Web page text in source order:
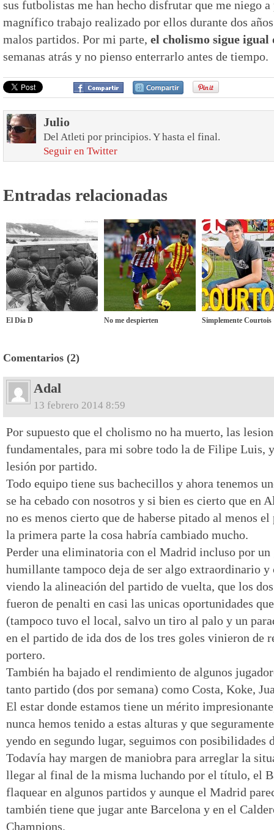
sus futbolistas me han hecho disfrutar que me niego a
magnífico trabajo realizado por ellos durante dos
malos partidos. Por mi parte, el cholismo sigue igual
semanas atrás y no pienso enterrarlo antes de tiempo.
Julio
Del Atleti por principios. Y hasta el final.
Seguir en Twitter
Entradas relacionadas
El Día D No me despierten Simplemente Courtois
Comentarios (2)
Adal
13 febrero 2014 8:59
Por supuesto que el cholismo no ha muerto, las
fundamentales, para mi sobre todo la de Filipe Luis,
lesión por partido.
Todo equipo tiene sus bachecillos y ahora tenemos
se ha cebado con nosotros y si bien es cierto que en
no es menos cierto que de haberse pitado al menos
la primera parte la cosa habría cambiado mucho.
Perder una eliminatoria con el Madrid incluso por un
humillante tampoco deja de ser algo extraordinario
viendo la alineación del partido de vuelta, que los
fueron de penalti en casi las unicas oportunidades
(tampoco tuvo el local, salvo un tiro al palo y un
en el partido de ida dos de los tres goles vinieron de
portero.
También ha bajado el rendimiento de algunos
tanto partido (dos por semana) como Costa, Koke,
El estar donde estamos tiene un mérito
nunca hemos tenido a estas alturas y que
yendo en segundo lugar, seguimos con posibilidades
Todavía hay margen de maniobra para arreglar la
llegar al final de la misma luchando por el título, el
flaquear en algunos partidos y aunque el Madrid
también tiene que jugar ante Barcelona y en el
Champions.